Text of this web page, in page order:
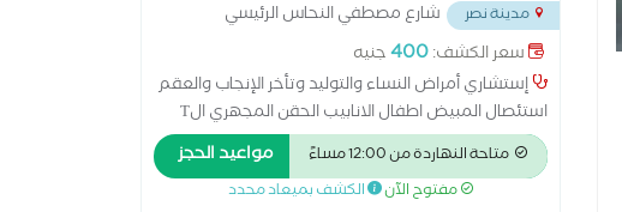
مدينة نصر
شارع مصطفي النحاس الرئيسي
بجوار مدرسه المنهل... سعر الكشف:400جنيه
إستشاري أمراض النساء والتوليد وتأخر الإنجاب والعقم
استئصال المبيض اطفال الانابيب الحقن المجهري الT
الT الهرموني الولادة الطبيعية الولادة القيصرية تحليل
بطانة الرحم ربط قناة فالوب رعاية ما قبل الولادة وبعدها
سونار سونار ثلاثي الابعاد سونار رباعي الابعاد عمليات
متاحة النهاردة من 12:00 مساءً مواعيد الحجز
مفتوح الآن الكشف بميعاد محدد